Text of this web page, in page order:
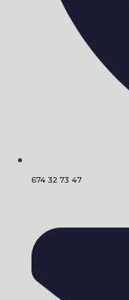
674 32 73 47